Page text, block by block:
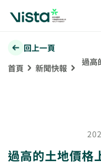
回上一頁
首頁
新聞快報
過高
過高的土地價